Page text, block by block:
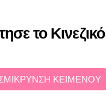
το Κινεζικό
ΚΕΙΜΕΝΟΥ